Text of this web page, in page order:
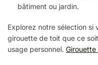
bâtiment ou jardin.
Explorez notre sélection si
girouette de toit que ce
usage personnel. Girouette